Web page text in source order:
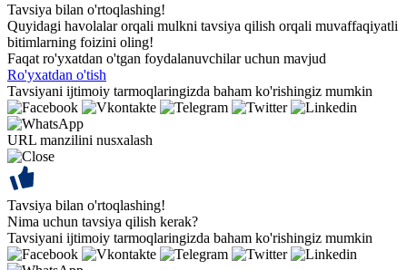
Tavsiya bilan o'rtoqlashing!
Quyidagi havolalar orqali mulkni tavsiya qilish orqali muvaffaqiyatli
bitimlarning foizini oling!
Faqat ro'yxatdan o'tgan foydalanuvchilar uchun mavjud
Ro'yxatdan o'tish
Tavsiyani ijtimoiy tarmoqlaringizda baham ko'rishingiz mumkin
URL manzilini nusxalash
Tavsiya bilan o'rtoqlashing!
Nima uchun tavsiya qilish kerak?
Tavsiyani ijtimoiy tarmoqlaringizda baham ko'rishingiz mumkin